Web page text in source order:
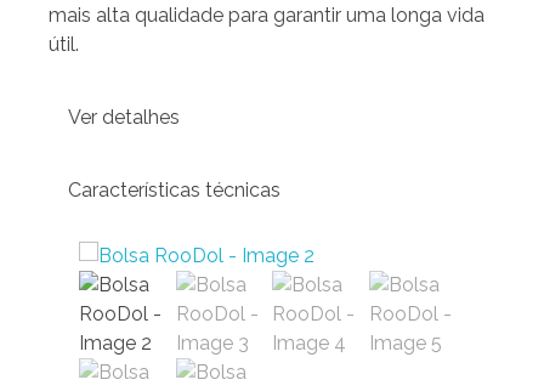
mais alta qualidade para garantir uma longa vida
útil.
Ver detalhes
Características técnicas